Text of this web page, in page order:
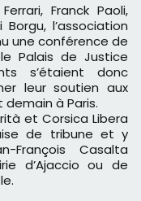
l’association
une conférence de
Palais de Justice
s’étaient donc
leur soutien aux
à Paris.
et Corsica Libera
de tribune et y
François Casalta
d’Ajaccio ou de